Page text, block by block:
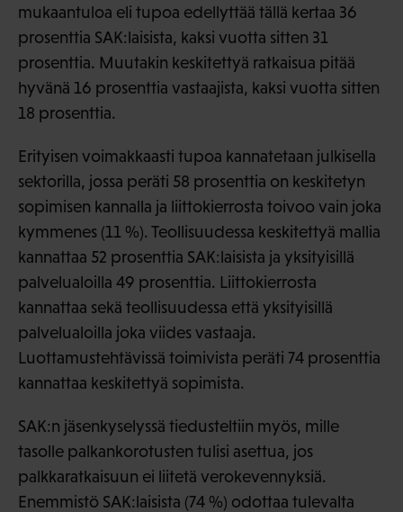
mukaantuloa eli tupoa edellyttää tällä kertaa 36
prosenttia SAK:laisista, kaksi vuotta sitten 31
prosenttia. Muutakin keskitettyä ratkaisua pitää
hyvänä 16 prosenttia vastaajista, kaksi vuotta sitten
18 prosenttia.
Erityisen voimakkaasti tupoa kannatetaan julkisella
sektorilla, jossa peräti 58 prosenttia on keskitetyn
sopimisen kannalla ja liittokierrosta toivoo vain joka
kymmenes (11 %). Teollisuudessa keskitettyä mallia
kannattaa 52 prosenttia SAK:laisista ja yksityisillä
palvelualoilla 49 prosenttia. Liittokierrosta
kannattaa sekä teollisuudessa että yksityisillä
palvelualoilla joka viides vastaaja.
Luottamustehtävissä toimivista peräti 74 prosenttia
kannattaa keskitettyä sopimista.
SAK:n jäsenkyselyssä tiedusteltiin myös, mille
tasolle palkankorotusten tulisi asettua, jos
palkkaratkaisuun ei liitetä verokevennyksiä.
Enemmistö SAK:laisista (74 %) odottaa tulevalta